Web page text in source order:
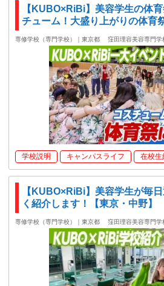
【KUBO×RiBi】美容学生の体
チューム！大盛り上がりの体育
専修学校（専門学校）｜東京都 窪田理容美容専門学
学校説明 キャンパスライフ 在校生
【KUBO×RiBi】美容学生が毎
く紹介します！【東京・中野】
専修学校（専門学校）｜東京都 窪田理容美容専門学